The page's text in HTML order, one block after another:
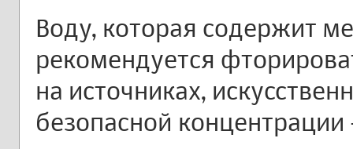
Воду, которая содержит
рекомендуется
на источниках,
безопасной концентрации